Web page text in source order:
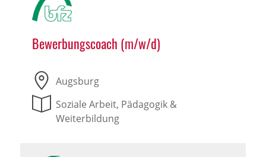
Bewerbungscoach (m/w/d)
Augsburg
Soziale Arbeit, Pädagogik &
Weiterbildung